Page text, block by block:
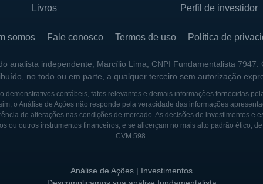
Eaton uma governança corporativa que busca
que complementam suas operações e
o caminho em inovação e eficiência. Entretanto,
governo como acionista da Eaton.
o passar do tempo, a empresa diversificou suas
Livros
Perfil de investidor
somos Fale conosco Termos de uso Política de
analista independente, Marcílio Lima, CNPI Fundamentalista
no todo ou em parte, a qualquer terceiro sem autorização
contábeis, fatos relevantes e demais informações fornecidas
o Análise de Ações não responde pela veracidade das informações
de alterações nas condições de mercado. As decisões de investimentos e
ou outros instrumentos financeiros, e se alicerçam no mais alto padrão ético,
CVM 598.
Análise de Ações | Investimentos